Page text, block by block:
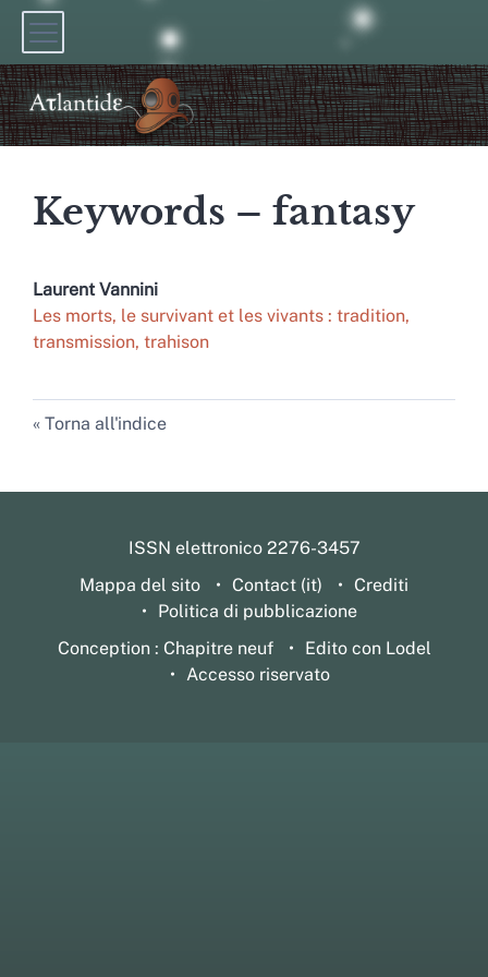
Keywords – fantasy
Laurent Vannini
Les morts, le survivant et les vivants : tradition,
transmission, trahison
Torna all'indice
ISSN elettronico 2276-3457
Mappa del sito
Contact (it)
Crediti
Politica di pubblicazione
Conception : Chapitre neuf
Edito con Lodel
Accesso riservato